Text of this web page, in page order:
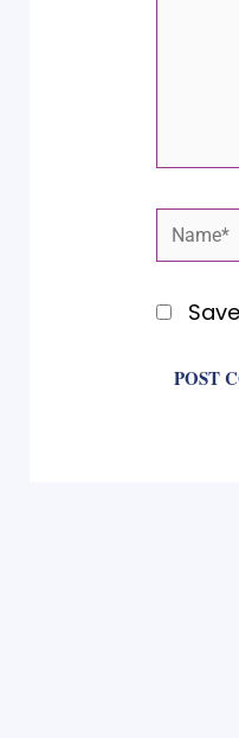
Name*